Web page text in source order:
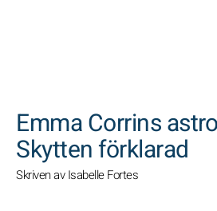
Emma Corrins
Skytten förklarad
Skriven av Isabelle Fortes